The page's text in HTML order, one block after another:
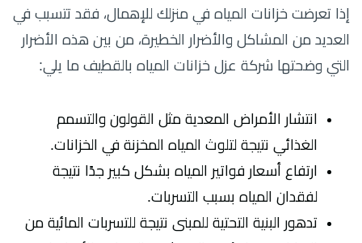
إذا تعرضت خزانات المياه في منزلك للإهمال، فقد تتسبب في
العديد من المشاكل والأضرار الخطيرة، من بين هذه الأضرار
التي وضحتها شركة عزل خزانات المياه بالقطيف ما يلي:
انتشار الأمراض المعدية مثل القولون والتسمم
الغذائي نتيجة لتلوث المياه المخزنة في الخزانات.
ارتفاع أسعار فواتير المياه بشكل كبير جدًا نتيجة
لفقدان المياه بسبب التسربات.
تدهور البنية التحتية للمبنى نتيجة للتسربات المائية من